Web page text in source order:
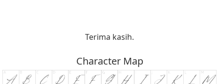
Terima kasih.
Character Map